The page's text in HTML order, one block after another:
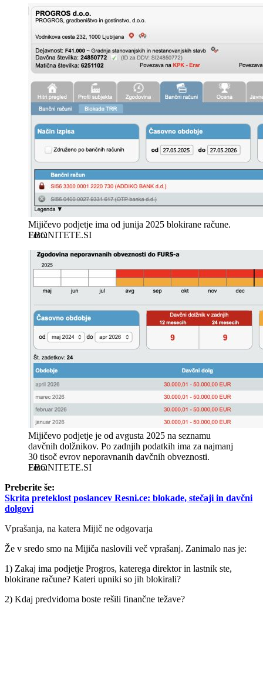
Mijičevo podjetje ima od junija 2025 blokirane račune.
EBONITETE.SI
Mijičevo podjetje je od avgusta 2025 na seznamu
davčnih dolžnikov. Po zadnjih podatkih ima za najmanj
30 tisoč evrov neporavnanih davčnih obveznosti.
EBONITETE.SI
Preberite še:
Skrita preteklost poslancev Resni.ce: blokade, stečaji in davčni
dolgovi
Vprašanja, na katera Mijič ne odgovarja
Že v sredo smo na Mijiča naslovili več vprašanj. Zanimalo nas je:
1) Zakaj ima podjetje Progros, katerega direktor in lastnik ste,
blokirane račune? Kateri upniki so jih blokirali?
2) Kdaj predvidoma boste rešili finančne težave?